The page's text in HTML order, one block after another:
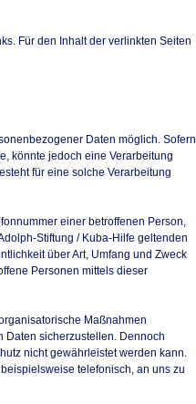
Für den Inhalt der verlinkten Seiten
Daten möglich. Sofern
könnte jedoch eine Verarbeitung
für eine solche Verarbeitung
einer betroffenen Person,
Stiftung / Kuba-Hilfe geltenden
über Art, Umfang und Zweck
Personen mittels dieser
Maßnahmen
Daten sicherzustellen. Dennoch
nicht gewährleistet werden kann.
telefonisch, an uns zu